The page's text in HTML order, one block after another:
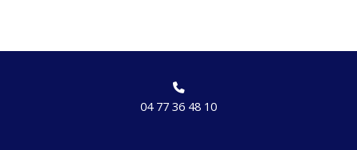
04 77 36 48 10